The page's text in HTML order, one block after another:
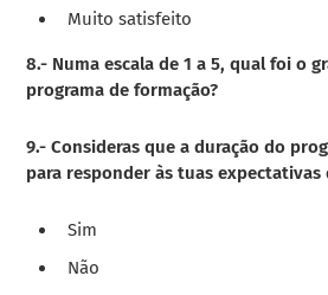
Muito satisfeito
8.- Numa escala de 1 a 5, qual foi o
programa de formação?
9.- Consideras que a duração do
para responder às tuas expectativas
Sim
Não